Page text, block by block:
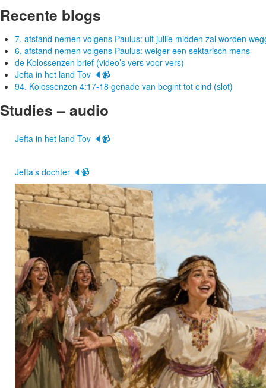
Recente blogs
7. afstand nemen volgens Paulus: uit jullie midden zal worden
6. afstand nemen volgens Paulus: weiger een sektarisch mens
de Kolossenzen brief (video’s vers voor vers)
Jefta in het land Tov 🔈📹
94. Kolossenzen 4:17-18 genade van begint tot eind (slot)
Studies – audio
Jefta in het land Tov 🔈📹
Jefta’s dochter 🔈📹